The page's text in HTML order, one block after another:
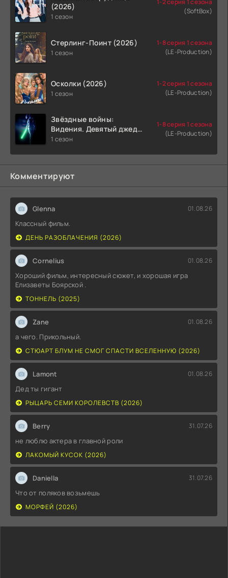
(2026)
1 сезон
1-2 серия 1 сезона
(SoftBox)
Стерлинг-Поинт (2026)
1 сезон
1-8 серия 1 сезона
(LE-Production)
Осколки (2026)
1 сезон
1-2 серия 1 сезона
(LE-Production)
Звёздные войны:
Видения. Девятый джедай
(2026)
1 сезон
1-8 серия 1 сезона
(LE-Production)
Комментируют
Glenna 01.08.26
Классный фильм.
ДЕНЬ РАЗОБЛАЧЕНИЯ (2026)
Cornelius 01.08.26
Хороший фильм, интересный сюжет, и хорошая игра
Елизаветы Боярской .
ТОННЕЛЬ (2025)
Zane 01.08.26
а чего. Прикольный.
СТЮАРТ БЛУМ НЕ СМОГ СПАСТИ ВСЕЛЕННУЮ (2026)
Lamont 01.08.26
Дед ты гигант
РЫЦАРЬ СЕМИ КОРОЛЕВСТВ (2026)
Berry 31.07.26
не люблю актера в главной роли
ЛАКОМЫЙ КУСОК (2026)
Daniella 31.07.26
Что от поляков возьмешь
МОРФЕЙ (2026)